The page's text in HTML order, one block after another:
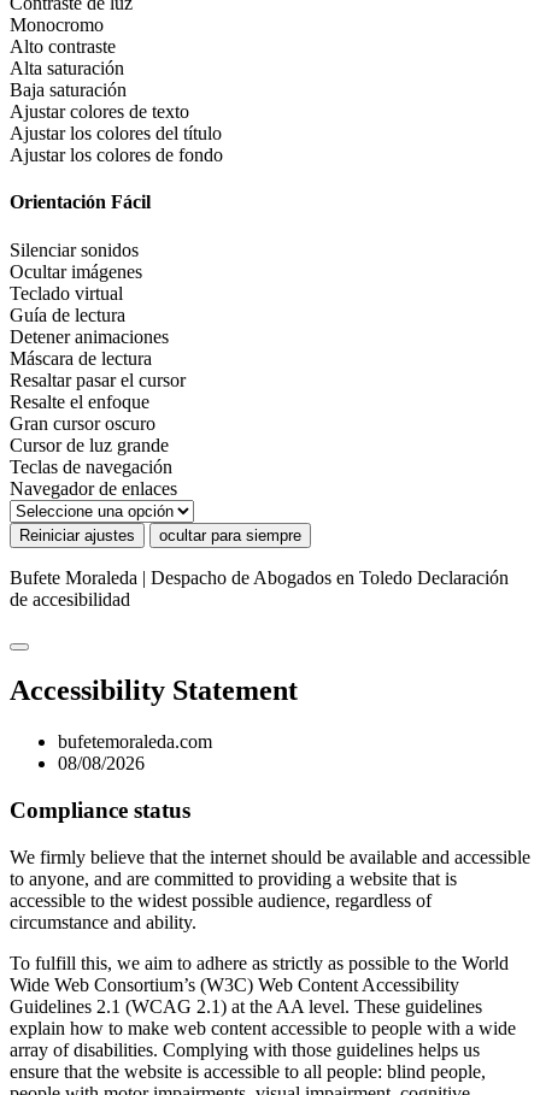
Monocromo
Alto contraste
Alta saturación
Baja saturación
Ajustar colores de texto
Ajustar los colores del título
Ajustar los colores de fondo
Orientación Fácil
Silenciar sonidos
Ocultar imágenes
Teclado virtual
Guía de lectura
Detener animaciones
Máscara de lectura
Resaltar pasar el cursor
Resalte el enfoque
Gran cursor oscuro
Cursor de luz grande
Teclas de navegación
Navegador de enlaces
Reiniciar ajustes ocultar para siempre
Bufete Moraleda | Despacho de Abogados en Toledo Declaración
de accesibilidad
Accessibility Statement
bufetemoraleda.com
08/08/2026
Compliance status
We firmly believe that the internet should be available and accessible
to anyone, and are committed to providing a website that is
accessible to the widest possible audience, regardless of
circumstance and ability.
To fulfill this, we aim to adhere as strictly as possible to the World
Wide Web Consortium’s (W3C) Web Content Accessibility
Guidelines 2.1 (WCAG 2.1) at the AA level. These guidelines
explain how to make web content accessible to people with a wide
array of disabilities. Complying with those guidelines helps us
ensure that the website is accessible to all people: blind people,